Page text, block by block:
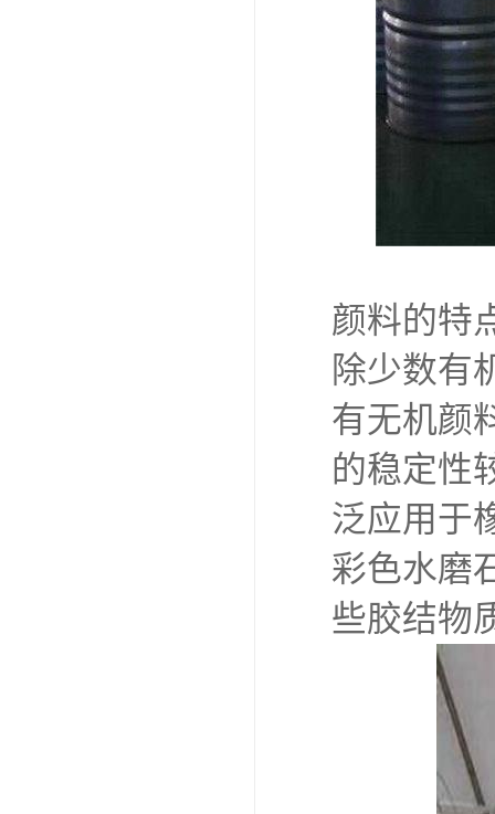
颜料的特
除少数有
有无机颜
的稳定性
泛应用于
彩色水磨
些胶结物